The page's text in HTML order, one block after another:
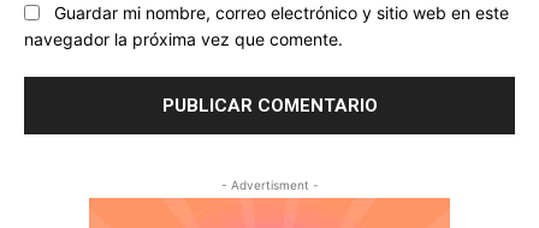
Guardar mi nombre, correo electrónico y sitio web en este
navegador la próxima vez que comente.
- Advertisment -